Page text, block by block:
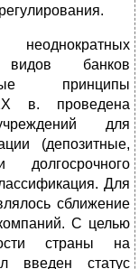
видов банков
принципы
в. проведена
для
(депозитные,
Для
сближение
С целью
страны на
введен статус